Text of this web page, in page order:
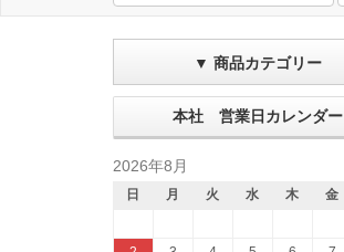
▼ 商品カテゴリー
本社 営業日カレンダー
2026年8月
日 月 火 水 木 金